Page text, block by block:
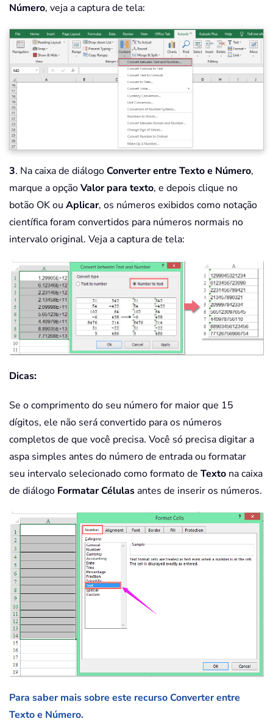
Número, veja a captura de tela:
3. Na caixa de diálogoConverter entre Texto e Número,
marque a opçãoValor para texto, e depois clique no
botão OK ou Aplicar, os números exibidos como notação
científica foram convertidos para números normais no
intervalo original. Veja a captura de tela:
Dicas:
Se o comprimento do seu número for maior que 15
dígitos, ele não será convertido para os números
completos de que você precisa. Você só precisa digitar a
aspa simples antes do número de entrada ou formatar
seu intervalo selecionado como formato de Texto na caixa
de diálogo Formatar Célulasantes de inserir os números.
Para saber mais sobre este recurso Converter entre
Texto e Número.